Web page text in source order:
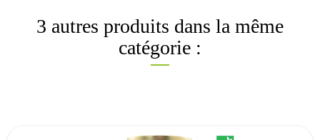
3 autres produits dans la même
catégorie :